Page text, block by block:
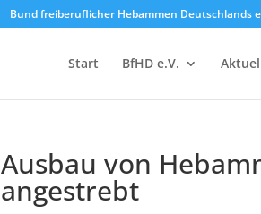
Bund freiberuflicher Hebammen Deutschlands
Start BfHD e.V.
Ausbau von
angestrebt